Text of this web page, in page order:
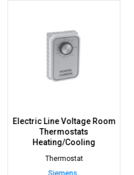
Delta Controls Network
Thermostat DNT
Thermostat
Delta Controls